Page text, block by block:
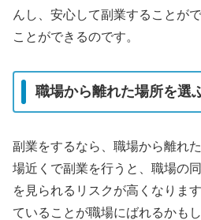
んし、安心して副業することが
ことができるのです。
職場から離れた場所を選
副業をするなら、職場から離れ
場近くで副業を行うと、職場の
を見られるリスクが高くなりま
ていることが職場にばれるかもし